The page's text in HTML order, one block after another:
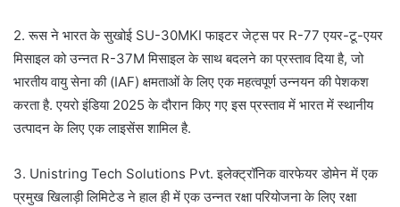
2. रूस ने भारत के सुखोई SU-30MKI फाइटर जेट्स पर R-77 एयर-टू-एयर
मिसाइल को उन्नत R-37M मिसाइल के साथ बदलने का प्रस्ताव दिया है, जो
भारतीय वायु सेना की (IAF) क्षमताओं के लिए एक महत्वपूर्ण उन्नयन की पेशकश
करता है. एयरो इंडिया 2025 के दौरान किए गए इस प्रस्ताव में भारत में स्थानीय
उत्पादन के लिए एक लाइसेंस शामिल है.
3. Unistring Tech Solutions Pvt. इलेक्ट्रॉनिक वारफेयर डोमेन में एक
प्रमुख खिलाड़ी लिमिटेड ने हाल ही में एक उन्नत रक्षा परियोजना के लिए रक्षा